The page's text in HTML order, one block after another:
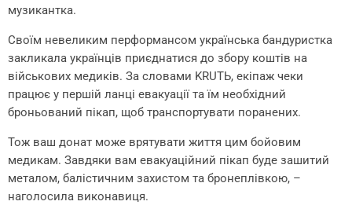
музикантка.
Своїм невеликим перформансом українська бандуристка
закликала українців приєднатися до збору коштів на
військових медиків. За словами KRUTЬ, екіпаж чеки
працює у першій ланці евакуації та їм необхідний
броньований пікап, щоб транспортувати поранених.
Тож ваш донат може врятувати життя цим бойовим
медикам. Завдяки вам евакуаційний пікап буде зашитий
металом, балістичним захистом та бронеплівкою, –
наголосила виконавиця.